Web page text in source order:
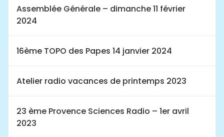
Assemblée Générale – dimanche 11 février
2024
16ème TOPO des Papes 14 janvier 2024
Atelier radio vacances de printemps 2023
23 ème Provence Sciences Radio – 1er avril
2023